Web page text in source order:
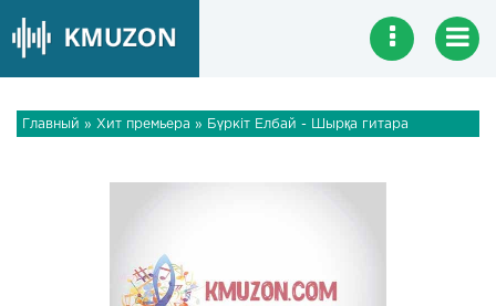
Главный » Хит премьера » Бүркіт Елбай - Шырқа гитара